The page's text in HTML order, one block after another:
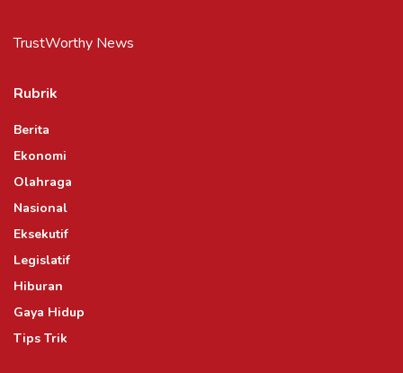
TrustWorthy News
Rubrik
Berita
Ekonomi
Olahraga
Nasional
Eksekutif
Legislatif
Hiburan
Gaya Hidup
Tips Trik